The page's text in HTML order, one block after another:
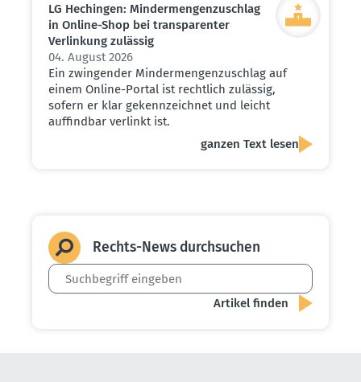
LG Hechingen: Minder­men­gen­zu­schlag
in Online-Shop bei trans­pa­renter
Verlinkung zulässig
04. August 2026
Ein zwingender Mindermengenzuschlag auf
einem Online-Portal ist rechtlich zulässig,
sofern er klar gekennzeichnet und leicht
auffindbar verlinkt ist.
ganzen Text lesen
Rechts-News durch­suchen